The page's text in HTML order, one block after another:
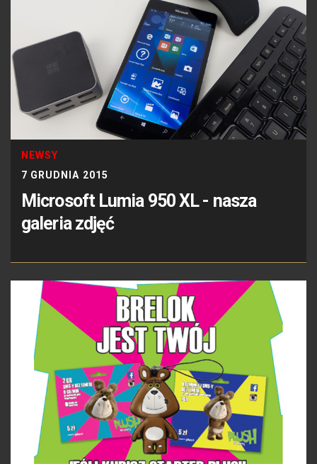
NEWSY
7 GRUDNIA 2015
Microsoft Lumia 950 XL - nasza
galeria zdjęć